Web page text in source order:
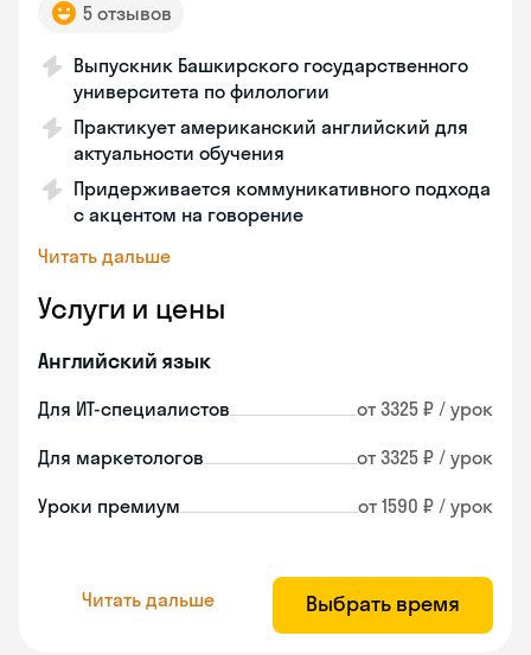
5 отзывов
Выпускник Башкирского государственного
университета по филологии
Практикует американский английский для
актуальности обучения
Придерживается коммуникативного подхода
с акцентом на говорение
Читать дальше
Услуги и цены
Английский язык
Для ИТ-специалистов от 3325 ₽ / урок
Для маркетологов от 3325 ₽ / урок
Уроки премиум от 1590 ₽ / урок
Читать дальше Выбрать время